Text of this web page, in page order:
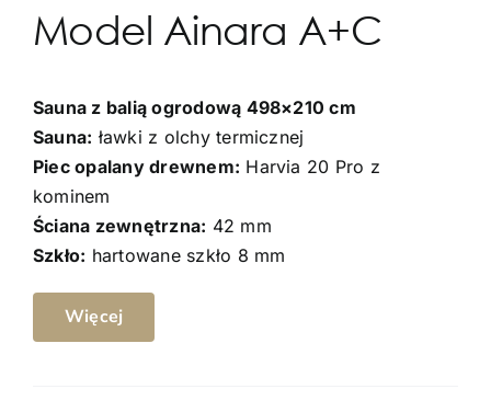
Model Ainara A+C
Sauna z balią ogrodową 498×210 cm
Sauna: ławki z olchy termicznej
Piec opalany drewnem: Harvia 20 Pro z
kominem
Ściana zewnętrzna: 42 mm
Szkło: hartowane szkło 8 mm
Więcej